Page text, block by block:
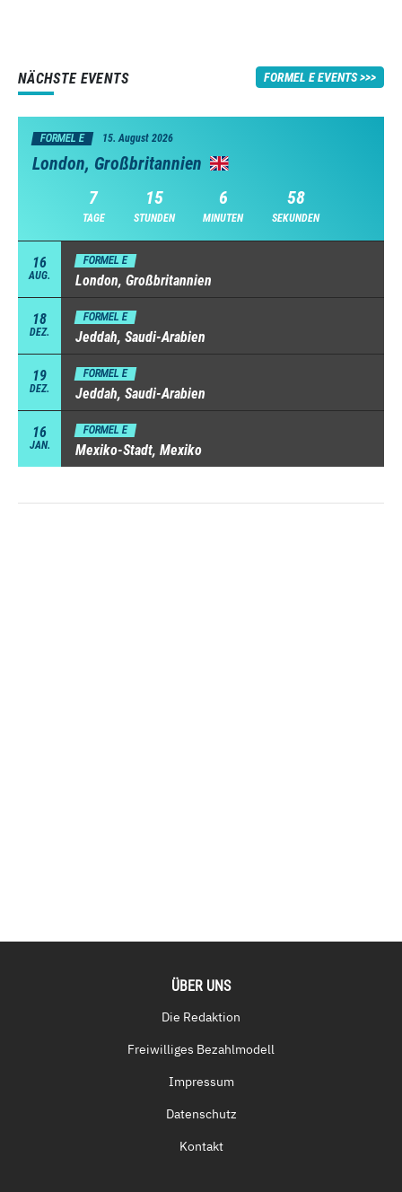
NÄCHSTE EVENTS FORMEL E EVENTS
FORMEL E 15. August 2026
London, Großbritannien
7
TAGE
15
STUNDEN
6
MINUTEN
57
SEKUNDEN
16
AUG.
FORMEL E
London, Großbritannien
18
DEZ.
FORMEL E
Jeddah, Saudi-Arabien
19
DEZ.
FORMEL E
Jeddah, Saudi-Arabien
16
JAN.
FORMEL E
Mexiko-Stadt, Mexiko
ÜBER UNS
Die Redaktion
Freiwilliges Bezahlmodell
Impressum
Datenschutz
Kontakt